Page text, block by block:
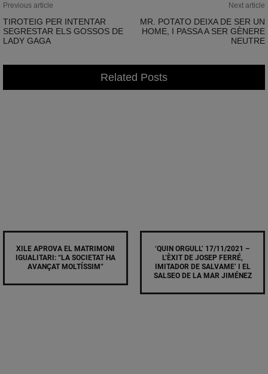
Previous article
TIROTEIG PER INTENTAR
SEGRESTAR ELS GOSSOS DE
LADY GAGA
Next article
MR. POTATO DEIXA DE SER UN
HOME, I PASSA A SER GÈNERE
NEUTRE
Related Posts
XILE APROVA EL MATRIMONI
IGUALITARI: “LA SOCIETAT HA
AVANÇAT MOLTÍSSIM”
‘QUIN ORGULL’ 17/11/2021 –
L’ÈXIT DE JOSEP FERRÉ,
IMITADOR DE SALVAME’ I EL
SALSEO DE LA MAR JIMÉNEZ